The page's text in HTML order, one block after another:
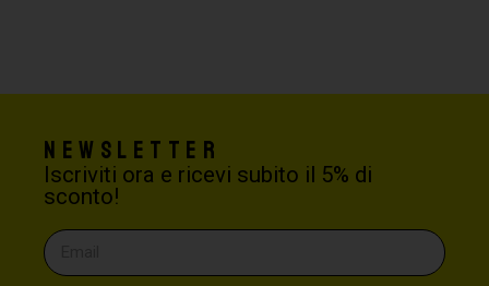
Newsletter
Iscriviti ora e ricevi subito il 5% di
sconto!